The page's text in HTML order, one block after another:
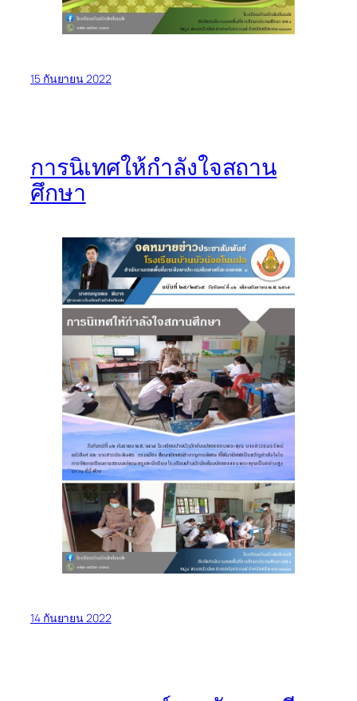
15 กันยายน 2022
การนิเทศให้กำลังใจสถาน
ศึกษา
14 กันยายน 2022